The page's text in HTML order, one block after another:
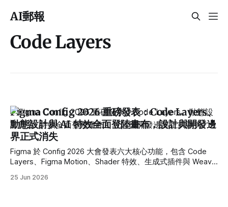
AI郵報
Code Layers
Figma Config 2026 重磅發表：Code Layers、
動態設計與 AI 特效全面登陸畫布，設計與開發邊
界正式消失
Figma 於 Config 2026 大會發表六大核心功能，包含 Code
Layers、Figma Motion、Shader 特效、生成式插件與 Weave
整合，徹底打破設計與開發的協作高牆，實現「無限表達」的
25 Jun 2026